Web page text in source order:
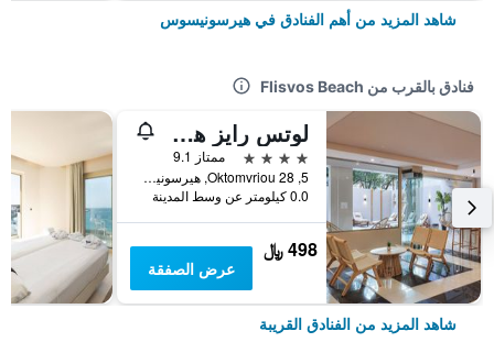
شاهد المزيد من أهم الفنادق في هيرسونيسوس
فنادق بالقرب من Flisvos Beach
لوتس رايز هوتل
4 نجوم
ممتاز 9.1
5, Oktomvriou 28, هيرسونيسوس, اليونان
0.0 كيلومتر عن وسط المدينة
498 ﷼
عرض الصفقة
شاهد المزيد من الفنادق القريبة